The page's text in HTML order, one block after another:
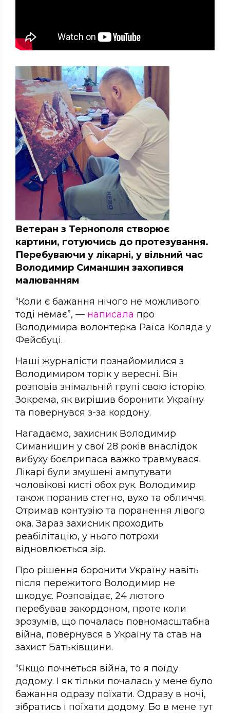
Ветеран з Тернополя створює
картини, готуючись до протезування.
Перебуваючи у лікарні, у вільний час
Володимир Симаншин захопився
малюванням
“Коли є бажання нічого не можливого
тоді немає”, — написала про
Володимира волонтерка Раїса Коляда у
Фейсбуці.
Наші журналісти познайомилися з
Володимиром торік у вересні. Він
розповів знімальній групі свою історію.
Зокрема, як вирішив боронити Україну
та повернувся з-за кордону.
Нагадаємо, захисник Володимир
Симанишин у свої 28 років внаслідок
вибуху боєприпаса важко травмувася.
Лікарі були змушені ампутувати
чоловікові кисті обох рук. Володимир
також поранив стегно, вухо та обличчя.
Отримав контузію та поранення лівого
ока. Зараз захисник проходить
реабілітацію, у нього потрохи
відновлюється зір.
Про рішення боронити Україну навіть
після пережитого Володимир не
шкодує. Розповідає, 24 лютого
перебував закордоном, проте коли
зрозумів, що почалась повномасштабна
війна, повернувся в Україну та став на
захист Батьківщини.
“Якщо почнеться війна, то я поїду
додому. І як тільки почалась у мене було
бажання одразу поїхати. Одразу в ночі,
зібратись і поїхати додому. Бо в мене тут